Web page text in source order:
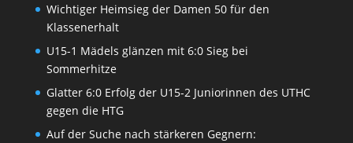
Wichtiger Heimsieg der Damen 50 für den
Klassenerhalt
U15-1 Mädels glänzen mit 6:0 Sieg bei
Sommerhitze
Glatter 6:0 Erfolg der U15-2 Juniorinnen des UTHC
gegen die HTG
Auf der Suche nach stärkeren Gegnern: